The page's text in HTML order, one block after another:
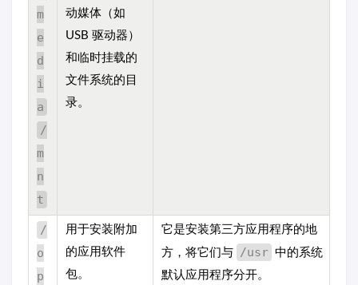
m
e
d
i
a
/
m
n
t
动媒体（如
USB 驱动器）
和临时挂载的
文件系统的目
录。
/
o
p
用于安装附加
的应用软件
包。
它是安装第三方应用程序的地
方，将它们与 /usr 中的系统
默认应用程序分开。